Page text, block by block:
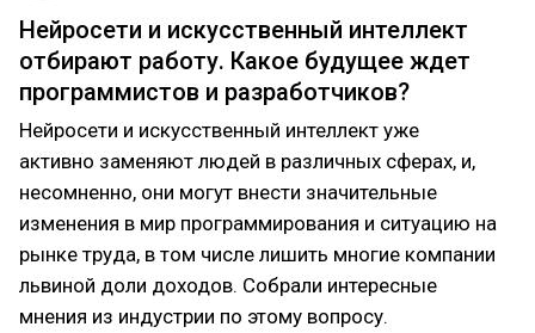
Нейросети и искусственный интеллект
отбирают работу. Какое будущее ждет
программистов и разработчиков?
Нейросети и искусственный интеллект уже
активно заменяют людей в различных сферах, и,
несомненно, они могут внести значительные
изменения в мир программирования и ситуацию на
рынке труда, в том числе лишить многие компании
львиной доли доходов. Собрали интересные
мнения из индустрии по этому вопросу.